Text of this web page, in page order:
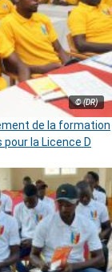
© (DR)
de la formation
pour la Licence D